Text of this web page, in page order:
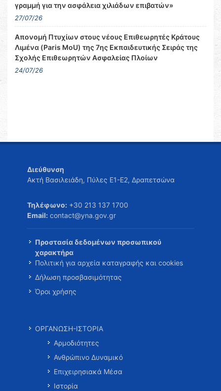
γραμμή για την ασφάλεια χιλιάδων επιβατών»
27/07/26
Απονομή Πτυχίων στους νέους Επιθεωρητές Κράτους
Λιμένα (Paris MoU) της 7ης Εκπαιδευτικής Σειράς της
Σχολής Επιθεωρητών Ασφαλείας Πλοίων
24/07/26
Διεύθυνση
Ακτή Βασιλειάδη, Πύλες Ε1-Ε2, Δραπετσώνα
Τηλέφωνο: +30 213 137 1700
Email: contact@yna.gov.gr
Προστασία δεδομένων προσωπικού
χαρακτήρα
Πολιτική για αρχεία καταγραφής και cookies
Δήλωση προσβασιμότητας
Όροι χρήσης
ΟΡΓΑΝΩΣΗ-ΙΣΤΟΡΙΑ
Αρμοδιότητες
Ανθρώπινο Δυναμικό
Επιχειρησιακά Μέσα
Ιστορία